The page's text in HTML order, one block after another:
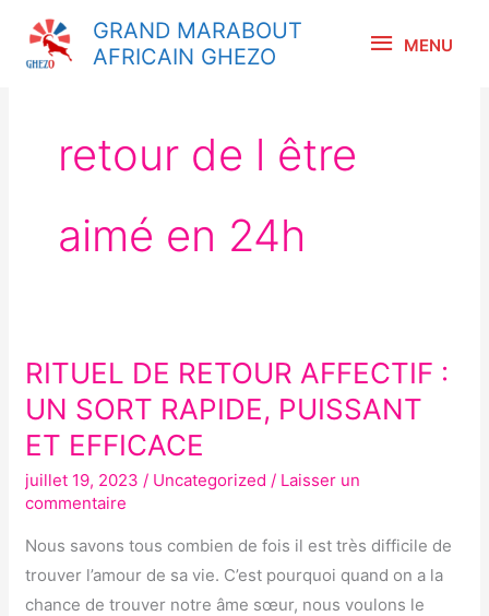
contenu
GRAND MARABOUT
AFRICAIN GHEZO
MENU
retour de l être
aimé en 24h
RITUEL DE RETOUR AFFECTIF :
UN SORT RAPIDE, PUISSANT
ET EFFICACE
juillet 19, 2023 / Uncategorized / Laisser un
commentaire
Nous savons tous combien de fois il est très difficile de
trouver l’amour de sa vie. C’est pourquoi quand on a la
chance de trouver notre âme sœur, nous voulons le
RITUEL
DE
RETOUR
AFFECTIF :
UN
SORT
RAPIDE,
PUISSANT
ET